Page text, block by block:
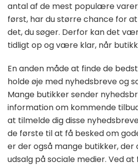
antal af de mest populære
først, har du større chance for
det, du søger. Derfor kan det
tidligt op og være klar, når
En anden måde at finde de
holde øje med nyhedsbreve og
Mange butikker sender
information om kommende
at tilmelde dig disse
de første til at få besked om
er der også mange butikker, der
udsalg på sociale medier. Ved at